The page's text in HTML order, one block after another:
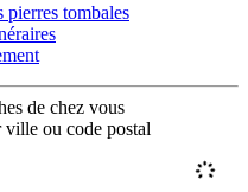
pierres tombales
de chez vous
ville ou code postal